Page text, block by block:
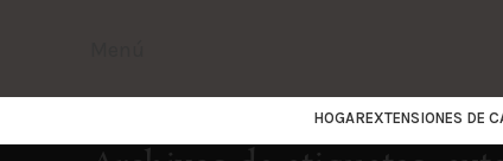
HOGAREXTENSIONES DE